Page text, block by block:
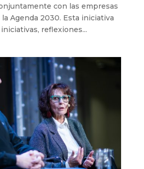
con las empresas
Agenda 2030. Esta iniciativa
reflexiones...